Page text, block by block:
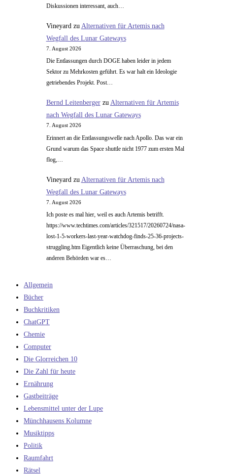
Diskussionen interessant, auch…
Vineyard zu Alternativen für Artemis nach
Wegfall des Lunar Gateways
7. August 2026
Die Entlassungen durch DOGE haben leider in jedem
Sektor zu Mehrkosten geführt. Es war halt ein Ideologie
getriebendes Projekt. Post…
Bernd Leitenbergerzu Alternativen für Artemis
nach Wegfall des Lunar Gateways
7. August 2026
Erinnert an die Entlassungswelle nach Apollo. Das war ein
Grund warum das Space shuttle nicht 1977 zum ersten Mal
flog,…
Vineyard zu Alternativen für Artemis nach
Wegfall des Lunar Gateways
7. August 2026
Ich poste es mal hier, weil es auch Artemis betrifft.
https://www.techtimes.com/articles/321517/20260724/nasa-
lost-1-5-workers-last-year-watchdog-finds-25-36-projects-
struggling.htm Eigentlich keine Überraschung, bei den
anderen Behörden war es…
Allgemein
Bücher
Buchkritiken
ChatGPT
Chemie
Computer
Die Glorreichen 10
Die Zahl für heute
Ernährung
Gastbeiträge
Lebensmittel unter der Lupe
Münchhausens Kolumne
Musiktipps
Politik
Raumfahrt
Rätsel